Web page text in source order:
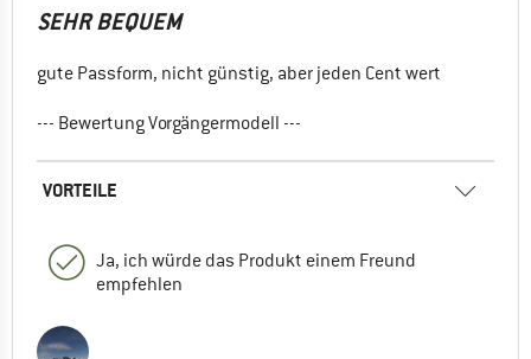
SEHR BEQUEM
gute Passform, nicht günstig, aber jeden Cent wert
--- Bewertung Vorgängermodell ---
VORTEILE
Ja, ich würde das Produkt einem Freund
empfehlen